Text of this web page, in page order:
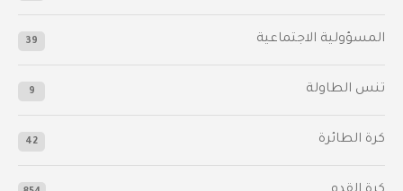
المسؤولية الاجتماعية 39
تنس الطاولة 9
كرة الطائرة 42